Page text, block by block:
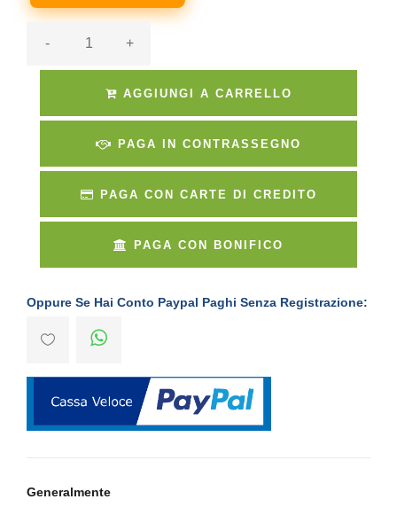
- +
AGGIUNGI A CARRELLO
PAGA IN CONTRASSEGNO
PAGA CON CARTE DI CREDITO
PAGA CON BONIFICO
Oppure Se Hai Conto Paypal Paghi Senza Registrazione:
Generalmente